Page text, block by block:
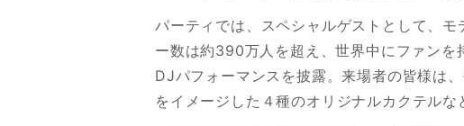
パーティでは、スペシャルゲストとして、
ー数は約390万人を超え、世界中にファン
DJパフォーマンスを披露。来場者の皆様は
をイメージした４種のオリジナルカクテル